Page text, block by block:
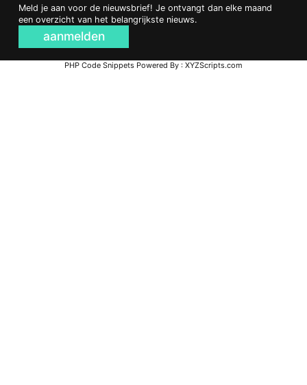
Meld je aan voor de nieuwsbrief! Je ontvangt dan elke maand
een overzicht van het belangrijkste nieuws.
aanmelden
PHP Code Snippets Powered By : XYZScripts.com